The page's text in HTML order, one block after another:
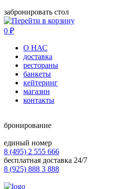
забронировать стол
0 ₽
О НАС
доставка
рестораны
банкеты
кейтеринг
магазин
контакты
бронирование
единый номер
8 (495) 2 555 666
бесплатная доставка 24/7
8 (925) 888 3 888